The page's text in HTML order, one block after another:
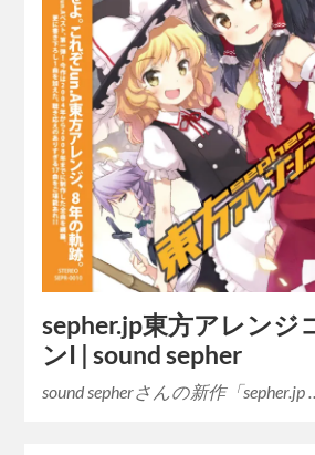
sepher.jp東方アレンジ
ンI | sound sepher
sound sepherさんの新作「sepher.jp